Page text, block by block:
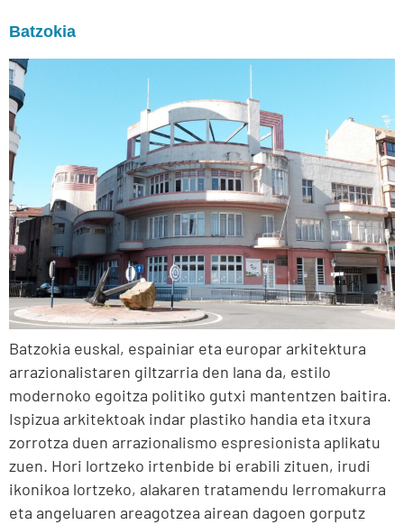
Batzokia
Batzokia euskal, espainiar eta europar arkitektura
arrazionalistaren giltzarria den lana da, estilo
modernoko egoitza politiko gutxi mantentzen baitira.
Ispizua arkitektoak indar plastiko handia eta itxura
zorrotza duen arrazionalismo espresionista aplikatu
zuen. Hori lortzeko irtenbide bi erabili zituen, irudi
ikonikoa lortzeko, alakaren tratamendu lerromakurra
eta angeluaren areagotzea airean dagoen gorputz